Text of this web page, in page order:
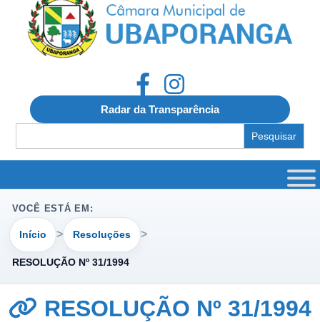
Radar da Transparência
for:
VOCÊ ESTÁ EM:
Início Resoluções
RESOLUÇÃO Nº 31/1994
RESOLUÇÃO Nº 31/1994